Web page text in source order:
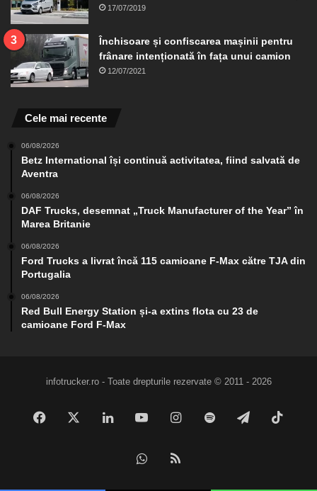
17/07/2019
Închisoare și confiscarea mașinii pentru
frânare intenționată în fața unui camion
12/07/2021
Cele mai recente
06/08/2026
Betz International își continuă activitatea, fiind salvată de
Aventra
06/08/2026
DAF Trucks, desemnat „Truck Manufacturer of the Year” în
Marea Britanie
06/08/2026
Ford Trucks a livrat încă 115 camioane F-Max către TJA din
Portugalia
06/08/2026
Red Bull Energy Station și-a extins flota cu 23 de
camioane Ford F-Max
infotrucker.ro - Toate drepturile rezervate © 2011 - 2026
Facebook LinkedInYouTubeInstagram
Spotify Telegram
WhatsApp